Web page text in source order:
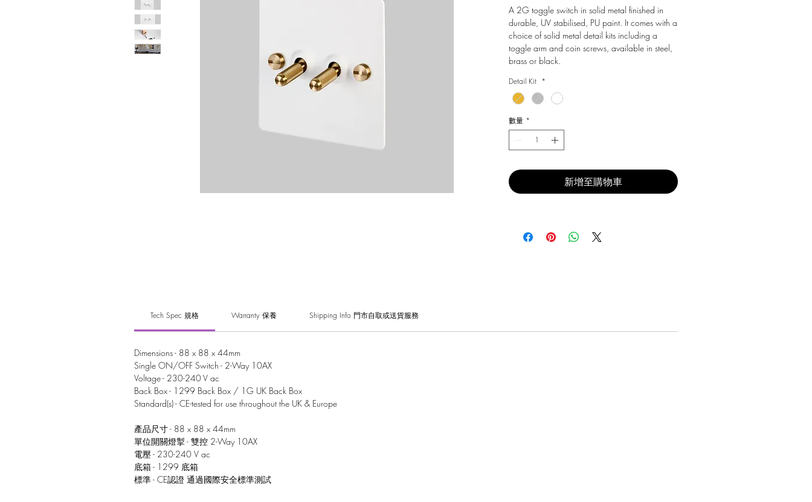
價
格
格
A 2G toggle switch in solid metal finished in
durable, UV stabilised, PU paint. It comes with a
choice of solid metal detail kits including a
toggle arm and coin screws, available in steel,
brass or black.
Detail Kit *
數量 *
新增至購物車
Tech Spec 規格 Warranty 保養 Shipping Info 門市自取或送貨服務
Dimensions - 88 x 88 x 44mm
Single ON/OFF Switch - 2-Way 10AX
Voltage - 230-240 V ac
Back Box - 1299 Back Box / 1G UK Back Box
Standard(s) - CE-tested for use throughout the UK & Europe
產品尺寸 - 88 x 88 x 44mm
單位開關燈掣 - 雙控 2-Way 10AX
電壓 - 230-240 V ac
底箱 - 1299 底箱
標準 - CE認證 通過國際安全標準測試